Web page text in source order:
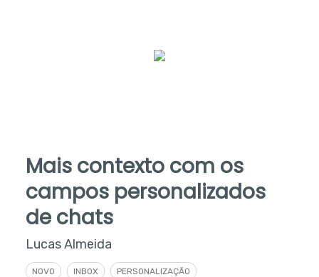
Mais contexto com os
campos personalizados
de chats
Lucas Almeida
NOVO INBOX PERSONALIZAÇÃO